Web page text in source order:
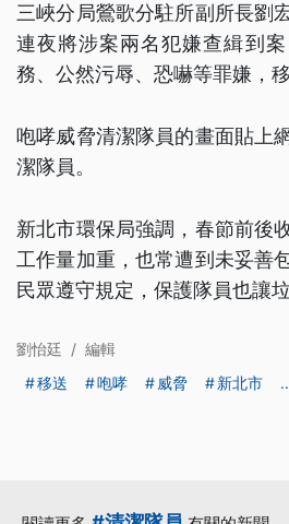
三峽分局鶯歌分駐所副所長劉
連夜將涉案兩名犯嫌查緝到
務、公然污辱、恐嚇等罪嫌，
咆哮威脅清潔隊員的畫面貼上
潔隊員。
新北市環保局強調，春節前後
工作量加重，也常遭到未妥善
民眾遵守規定，保護隊員也讓
劉怡廷 / 編輯
移送
咆哮 威脅 新北市